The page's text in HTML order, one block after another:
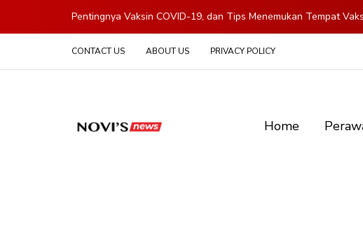
Pentingnya Vaksin COVID-19, dan Tips Menemukan Tempat
CONTACT US ABOUT US PRIVACY POLICY
Home